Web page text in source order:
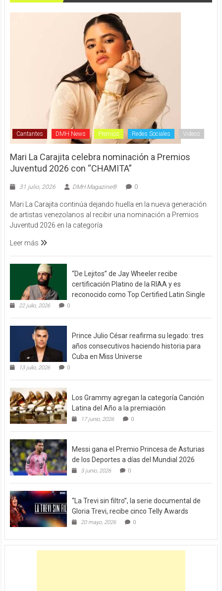
Cantantes DMH News Premios Redes Sociales Videos
Mari La Carajita celebra nominación a Premios
Juventud 2026 con “CHAMITA”
31 julio, 2026 DMH Magazine® 0
Mari La Carajita continúa dejando huella en la nueva generación
de artistas venezolanos al recibir una nominación a Premios
Juventud 2026 en la categoría
Leer más
“De Lejitos” de Jay Wheeler recibe
certificación Platino de la RIAA y es
reconocido como Top Certified Latin Single
22 julio, 2026 0
Prince Julio César reafirma su legado: tres
años consecutivos haciendo historia para
Cuba en Miss Universe
13 julio, 2026 0
Los Grammy agregan la categoría Canción
Latina del Año a la premiación
17 junio, 2026 0
Messi gana el Premio Princesa de Asturias
de los Deportes a días del Mundial 2026
3 junio, 2026 0
“La Trevi sin filtro”, la serie documental de
Gloria Trevi, recibe cinco Telly Awards
20 mayo, 2026 0